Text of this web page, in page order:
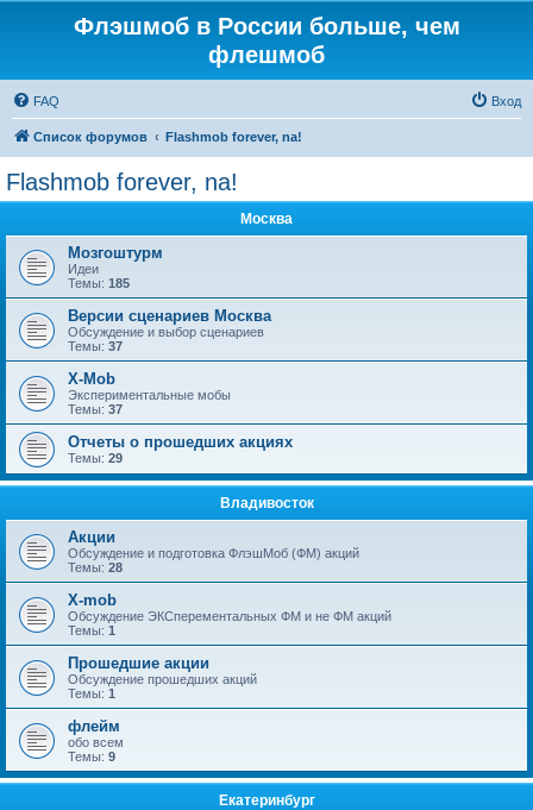
Флэшмоб в России больше, чем
флешмоб
FAQ Вход
Список форумов Flashmob forever, na!
Flashmob forever, na!
Москва
Мозгоштурм
Идеи
Темы: 185
Версии сценариев Москва
Обсуждение и выбор сценариев
Темы: 37
Х-Mob
Экспериментальные мобы
Темы: 37
Отчеты о прошедших акциях
Темы: 29
Владивосток
Акции
Обсуждение и подготовка ФлэшМоб (ФМ) акций
Темы: 28
X-mob
Обсуждение ЭКСперементальных ФМ и не ФМ акций
Темы: 1
Прошедшие акции
Обсуждение прошедших акций
Темы: 1
флейм
обо всем
Темы: 9
Екатеринбург